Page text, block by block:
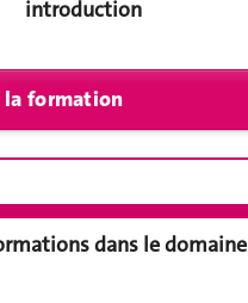
introduction
dans le domaine